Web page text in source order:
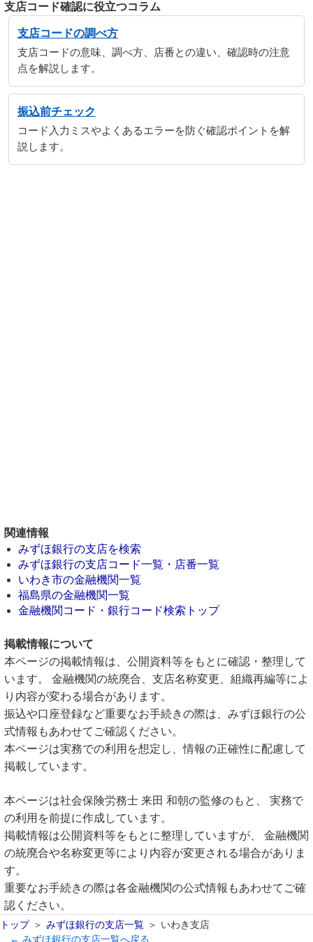
支店コード確認に役立つコラム
支店コードの調べ方
支店コードの意味、調べ方、店番との違い、確認時の注意
点を解説します。
振込前チェック
コード入力ミスやよくあるエラーを防ぐ確認ポイントを解
説します。
関連情報
みずほ銀行の支店を検索
みずほ銀行の支店コード一覧・店番一覧
いわき市の金融機関一覧
福島県の金融機関一覧
金融機関コード・銀行コード検索トップ
掲載情報について
本ページの掲載情報は、公開資料等をもとに確認・整理して
います。 金融機関の統廃合、支店名称変更、組織再編等によ
り内容が変わる場合があります。
振込や口座登録など重要なお手続きの際は、みずほ銀行の公
式情報もあわせてご確認ください。
本ページは実務での利用を想定し、情報の正確性に配慮して
掲載しています。
本ページは社会保険労務士 来田 和朝の監修のもと、 実務で
の利用を前提に作成しています。
掲載情報は公開資料等をもとに整理していますが、 金融機関
の統廃合や名称変更等により内容が変更される場合がありま
す。
重要なお手続きの際は各金融機関の公式情報もあわせてご確
認ください。
トップ みずほ銀行の支店一覧
いわき支店
← みずほ銀行の支店一覧へ戻る